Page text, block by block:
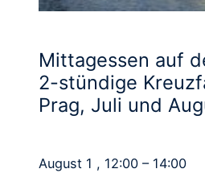
Mittagessen auf
2-stündige
Prag, Juli und
August 1 , 12:00 – 14:00